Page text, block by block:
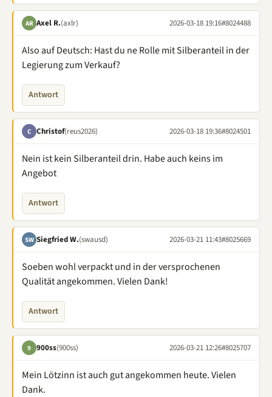
AR Axel R.(axlr) 2026-03-18 19:16#8024488
Also auf Deutsch: Hast du ne Rolle mit Silberanteil in der
Legierung zum Verkauf?
Antwort
C Christof(reus2026) 2026-03-18 19:36#8024501
Nein ist kein Silberanteil drin. Habe auch keins im
Angebot
Antwort
SW Siegfried W.(swausd) 2026-03-21 11:43#8025669
Soeben wohl verpackt und in der versprochenen
Qualität angekommen. Vielen Dank!
Antwort
9 900ss(900ss) 2026-03-21 12:26#8025707
Mein Lötzinn ist auch gut angekommen heute. Vielen
Dank.